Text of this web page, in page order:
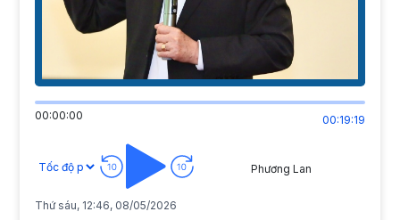
00:00:00 00:19:19
Phương Lan
Thứ sáu, 12:46, 08/05/2026